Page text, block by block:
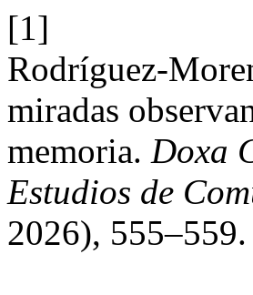
[1]
Rodríguez-
miradas
memoria. Doxa
Estudios de
2026), 555–559.